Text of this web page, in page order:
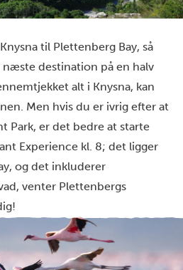
Bay
til Plettenberg Bay, så
destination på en halv
alt i Knysna, kan
Men hvis du er ivrig efter at
Park, er det bedre at starte
Experience kl. 8; det ligger
og det inkluderer
venter Plettenbergs